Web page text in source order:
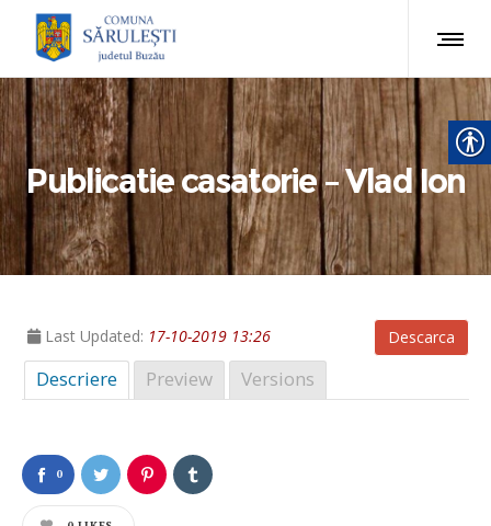
Publicatie casatorie – Vlad Ion
Descarca
Last Updated: 17-10-2019 13:26
Descriere Preview Versions
0